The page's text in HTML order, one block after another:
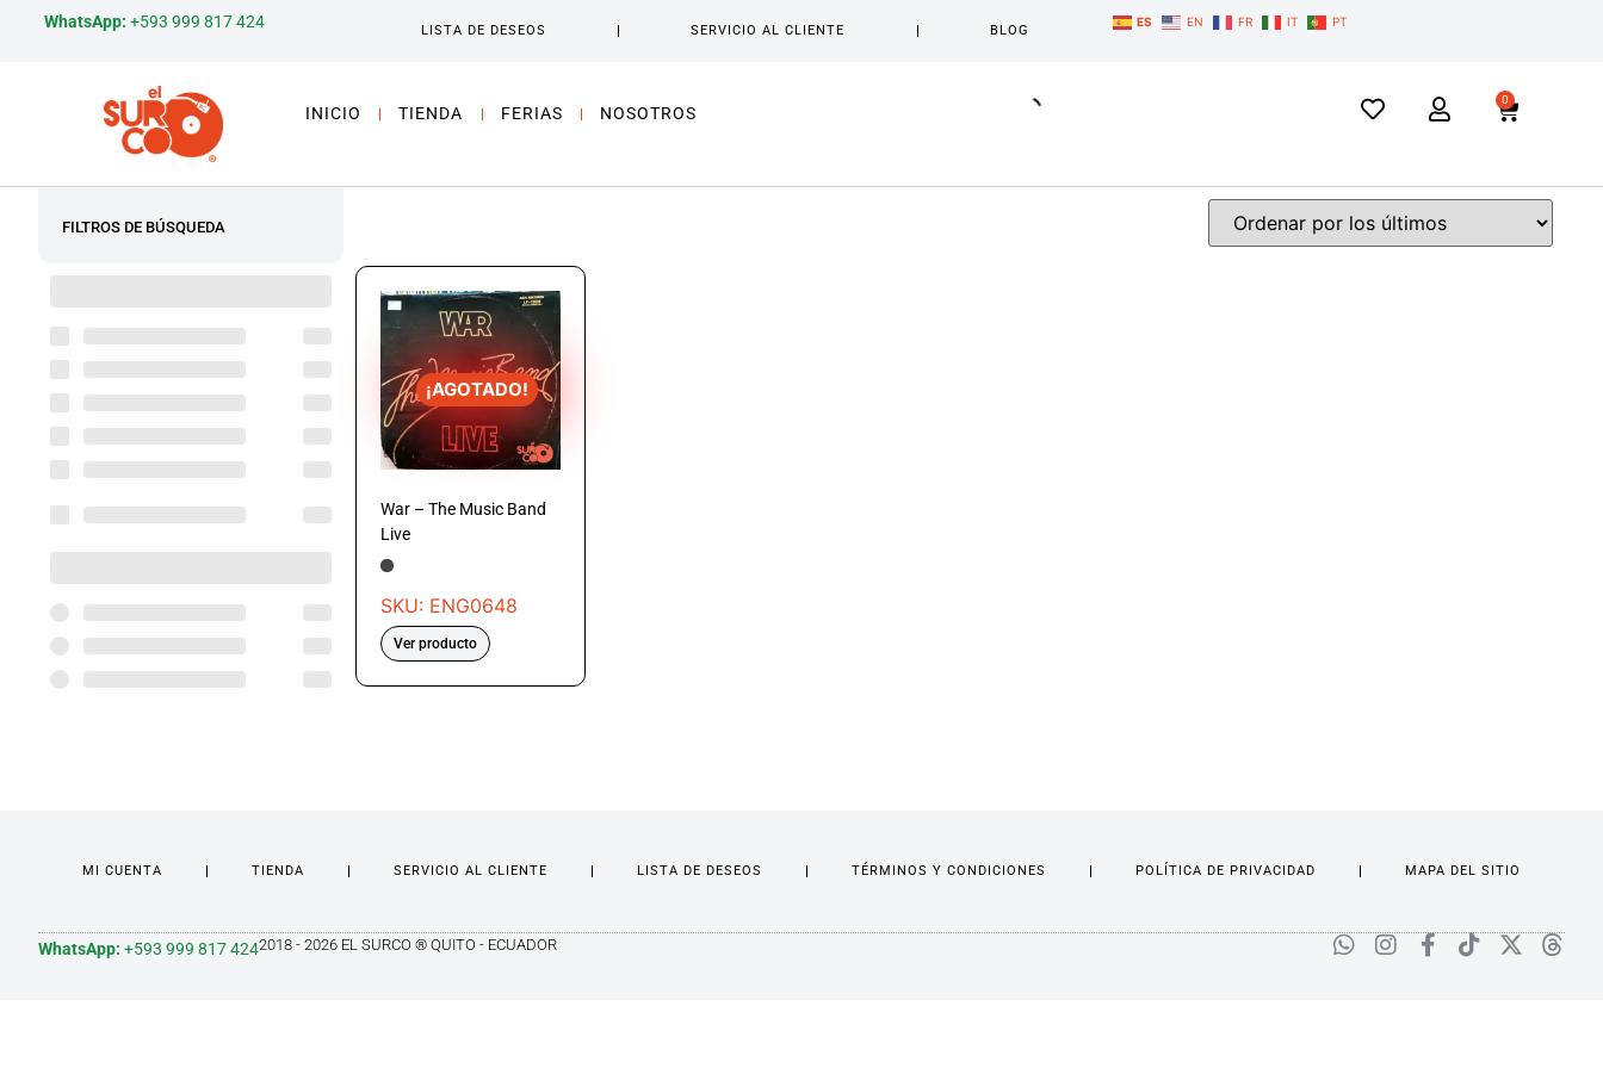
WhatsApp: +593 999 817 424 LISTA DE DESEOS SERVICIO AL CLIENTE BLOG
ES EN FR IT PT
INICIO TIENDA FERIAS NOSOTROS
0
FILTROS DE BÚSQUEDA
¡AGOTADO!
War – The Music Band
Live
SKU: ENG0648
Ver producto
MI CUENTA TIENDA SERVICIO AL CLIENTE LISTA DE DESEOS TÉRMINOS Y CONDICIONES POLÍTICA DE PRIVACIDAD MAPA DEL SITIO
WhatsApp: +593 999 817 4242018 - 2026 EL SURCO ® QUITO - ECUADOR